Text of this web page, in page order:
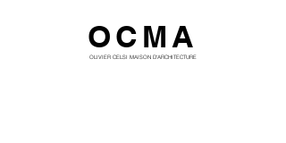
OCMA
OLIVIER CELSI MAISON D'ARCHITECTURE